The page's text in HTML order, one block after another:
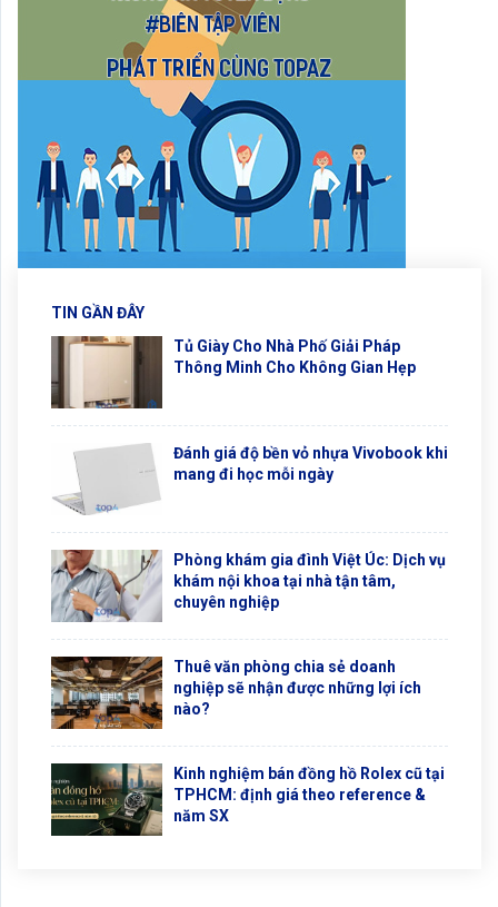
TIN GẦN ĐÂY
Tủ Giày Cho Nhà Phố Giải Pháp
Thông Minh Cho Không Gian Hẹp
Đánh giá độ bền vỏ nhựa Vivobook khi
mang đi học mỗi ngày
Phòng khám gia đình Việt Úc: Dịch vụ
khám nội khoa tại nhà tận tâm,
chuyên nghiệp
Thuê văn phòng chia sẻ doanh
nghiệp sẽ nhận được những lợi ích
nào?
Kinh nghiệm bán đồng hồ Rolex cũ tại
TPHCM: định giá theo reference &
năm SX